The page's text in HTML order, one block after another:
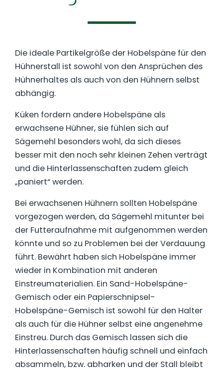
Die ideale Partikelgröße der Hobelspäne für den
Hühnerstall ist sowohl von den Ansprüchen des
Hühnerhaltes als auch von den Hühnern selbst
abhängig.
Küken fordern andere Hobelspäne als
erwachsene Hühner, sie fühlen sich auf
Sägemehl besonders wohl, da sich dieses
besser mit den noch sehr kleinen Zehen verträgt
und die Hinterlassenschaften zudem gleich
„paniert“ werden.
Bei erwachsenen Hühnern sollten Hobelspäne
vorgezogen werden, da Sägemehl mitunter bei
der Futteraufnahme mit aufgenommen werden
könnte und so zu Problemen bei der Verdauung
führt. Bewährt haben sich Hobelspäne immer
wieder in Kombination mit anderen
Einstreumaterialien. Ein Sand-Hobelspäne-
Gemisch oder ein Papierschnipsel-
Hobelspäne-Gemisch ist sowohl für den Halter
als auch für die Hühner selbst eine angenehme
Einstreu. Durch das Gemisch lassen sich die
Hinterlassenschaften häufig schnell und einfach
absammeln, bzw. abharken und der Stall bleibt